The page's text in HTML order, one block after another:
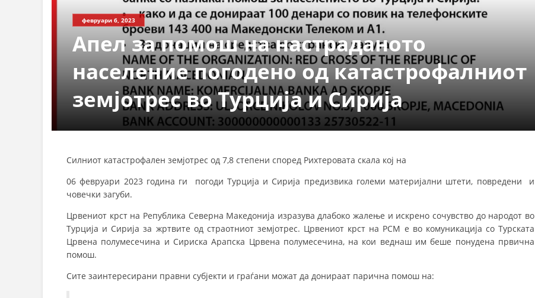
ДЕЈСТВУВАЊЕ
ПРИРАЧНИЦИ
СТРАТЕГИИ
ПРЕЗЕНТАЦИИ
февруари 6, 2023
Апел за помош на настраданото
население погодено од катастрофалниот
земјотрес во Турција и Сирија
Силниот катастрофален земјотрес од 7,8 степени според Рихтеровата скала кој на
06 февруари 2023 година ги погоди Турција и Сирија предизвика големи материјални штети, повредени и
човечки загуби.
Црвениот крст на Република Северна Македонија изразува длабоко жалење и искрено сочувство до народот во
Турција и Сирија за жртвите од страотниот земјотрес. Црвениот крст на РСМ е во комуникација со Турската
Црвена полумесечина и Сириска Арапска Црвена полумесечина, на кои веднаш им беше понудена првична
помош.
Сите заинтересирани правни субјекти и граѓани можат да донираат парична помош на: